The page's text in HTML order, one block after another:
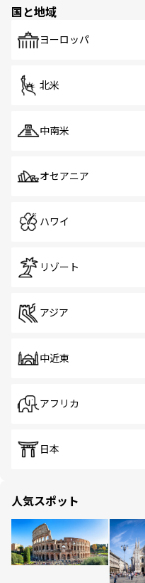
で、ホーカーズは
国と地域
ヨーロッパ
北米
中南米
オセアニア
ハワイ
リゾート
アジア
中近東
アフリカ
日本
人気スポット